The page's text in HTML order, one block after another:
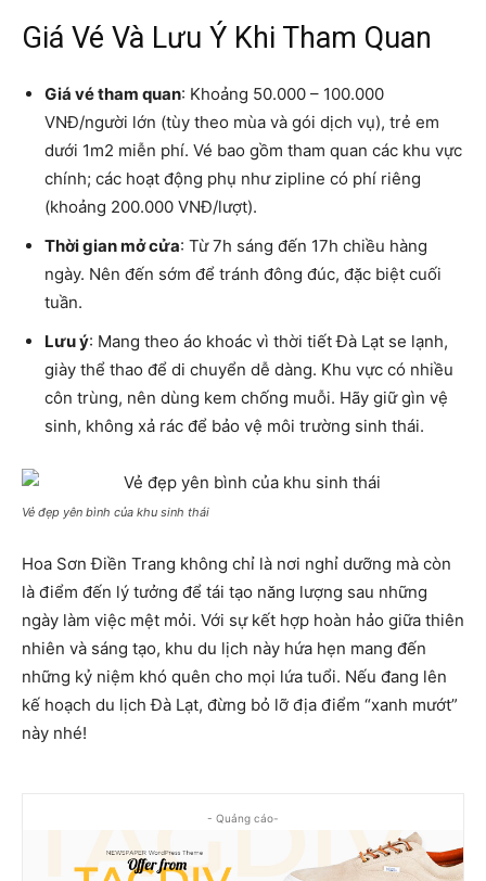
Giá Vé Và Lưu Ý Khi Tham Quan
Giá vé tham quan: Khoảng 50.000 – 100.000
VNĐ/người lớn (tùy theo mùa và gói dịch vụ), trẻ em
dưới 1m2 miễn phí. Vé bao gồm tham quan các khu vực
chính; các hoạt động phụ như zipline có phí riêng
(khoảng 200.000 VNĐ/lượt).
Thời gian mở cửa: Từ 7h sáng đến 17h chiều hàng
ngày. Nên đến sớm để tránh đông đúc, đặc biệt cuối
tuần.
Lưu ý: Mang theo áo khoác vì thời tiết Đà Lạt se lạnh,
giày thể thao để di chuyển dễ dàng. Khu vực có nhiều
côn trùng, nên dùng kem chống muỗi. Hãy giữ gìn vệ
sinh, không xả rác để bảo vệ môi trường sinh thái.
Vẻ đẹp yên bình của khu sinh thái
Hoa Sơn Điền Trang không chỉ là nơi nghỉ dưỡng mà còn
là điểm đến lý tưởng để tái tạo năng lượng sau những
ngày làm việc mệt mỏi. Với sự kết hợp hoàn hảo giữa thiên
nhiên và sáng tạo, khu du lịch này hứa hẹn mang đến
những kỷ niệm khó quên cho mọi lứa tuổi. Nếu đang lên
kế hoạch du lịch Đà Lạt, đừng bỏ lỡ địa điểm “xanh mướt”
này nhé!
- Quảng cáo-